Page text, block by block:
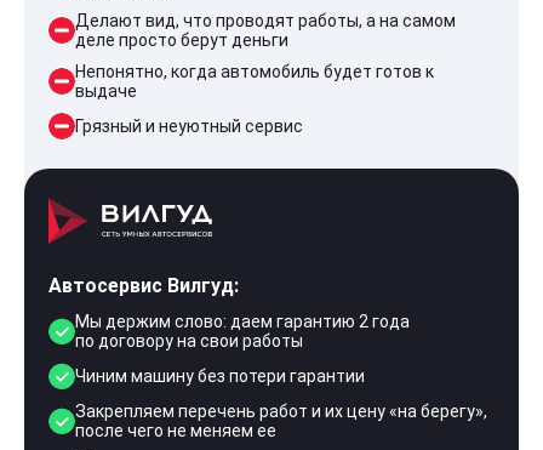
Делают вид, что проводят работы, а на самом
деле просто берут деньги
Непонятно, когда автомобиль будет готов к
выдаче
Грязный и неуютный сервис
Автосервис Вилгуд:
Мы держим слово: даем гарантию 2 года
по договору на свои работы
Чиним машину без потери гарантии
Закрепляем перечень работ и их цену «на берегу»,
после чего не меняем ее